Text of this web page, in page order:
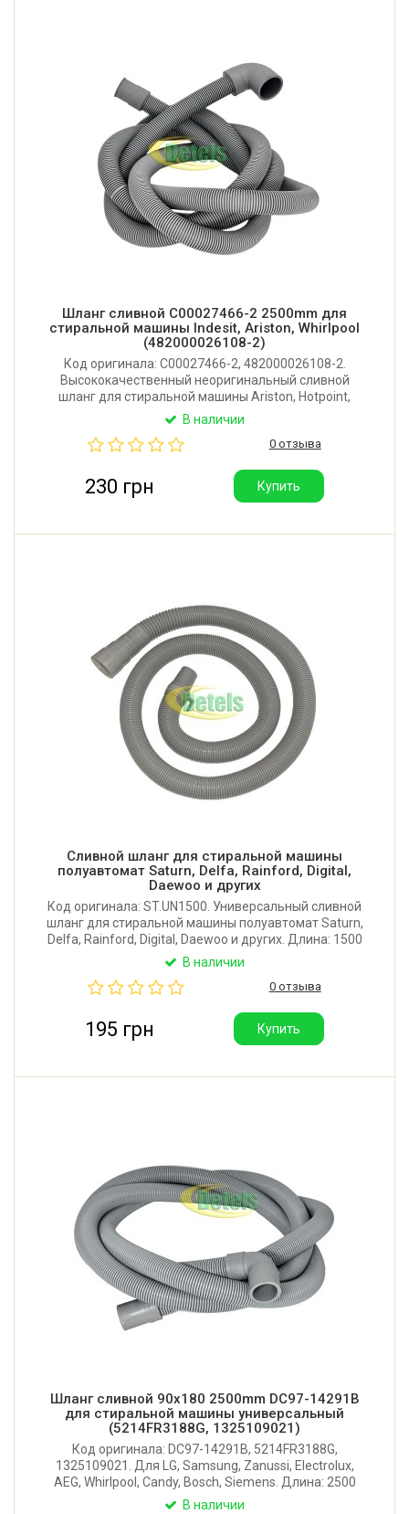
Шланг сливной C00027466-2 2500mm для
стиральной машины Indesit, Ariston, Whirlpool
(482000026108-2)
Код оригинала: C00027466-2, 482000026108-2.
Высококачественный неоригинальный сливной
шланг для стиральной машины Ariston, Hotpoint,
Hotpoint-Ariston, Indesit, Whirlpool. Длина: 2500 мм.
Производитель: Италия.
В наличии
0 отзыва
230 грн Купить
Сливной шланг для стиральной машины
полуавтомат Saturn, Delfa, Rainford, Digital,
Daewoo и других
Код оригинала: ST.UN1500. Универсальный сливной
шланг для стиральной машины полуавтомат Saturn,
Delfa, Rainford, Digital, Daewoo и других. Длина: 1500
мм. Диаметр выходного отверстия: 28 мм. Диаметр
нужного размера).
В наличии
0 отзыва
195 грн Купить
Шланг сливной 90x180 2500mm DC97-14291B
для стиральной машины универсальный
(5214FR3188G, 1325109021)
Код оригинала: DC97-14291B, 5214FR3188G,
1325109021. Для LG, Samsung, Zanussi, Electrolux,
AEG, Whirlpool, Candy, Bosch, Siemens. Длина: 2500
мм. Внутренний диаметр углового наконечника: 19
В наличии